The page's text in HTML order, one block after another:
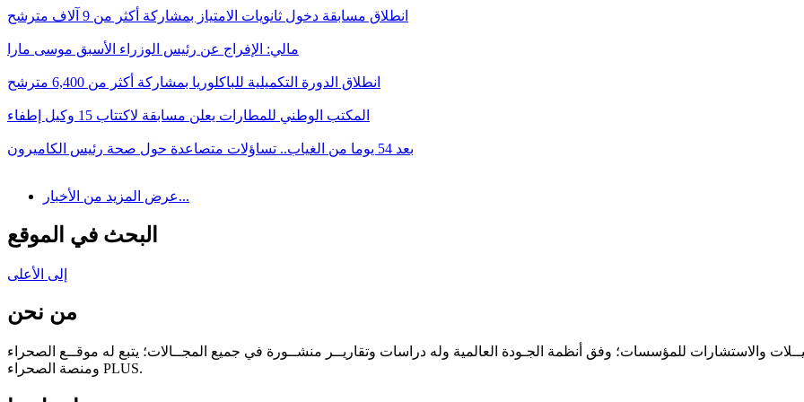
انطلاق مسابقة دخول ثانويات الامتياز بمشاركة أكثر من 9 آلاف مترشح
مالي: الإفراج عن رئيس الوزراء الأسبق موسى مارا
انطلاق الدورة التكميلية للباكلوريا بمشاركة أكثر من 6,400 مترشح
المكتب الوطني للمطارات يعلن مسابقة لاكتتاب 15 وكيل إطفاء
بعد 54 يوما من الغياب.. تساؤلات متصاعدة حول صحة رئيس الكاميرون
عرض المزيد من الأخبار...
البحث في الموقع
إلى الأعلى
من نحن
والاستشارات للمؤسسات؛ وفق أنظمة الجـودة العالمية وله دراسات وتقاريــر منشــورة في جميع المجــالات؛ يتبع له موقــع الصحراء
ومنصة الصحراء PLUS.